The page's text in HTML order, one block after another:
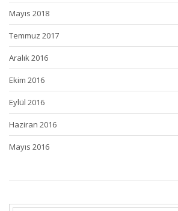
Mayıs 2018
Temmuz 2017
Aralık 2016
Ekim 2016
Eylül 2016
Haziran 2016
Mayıs 2016